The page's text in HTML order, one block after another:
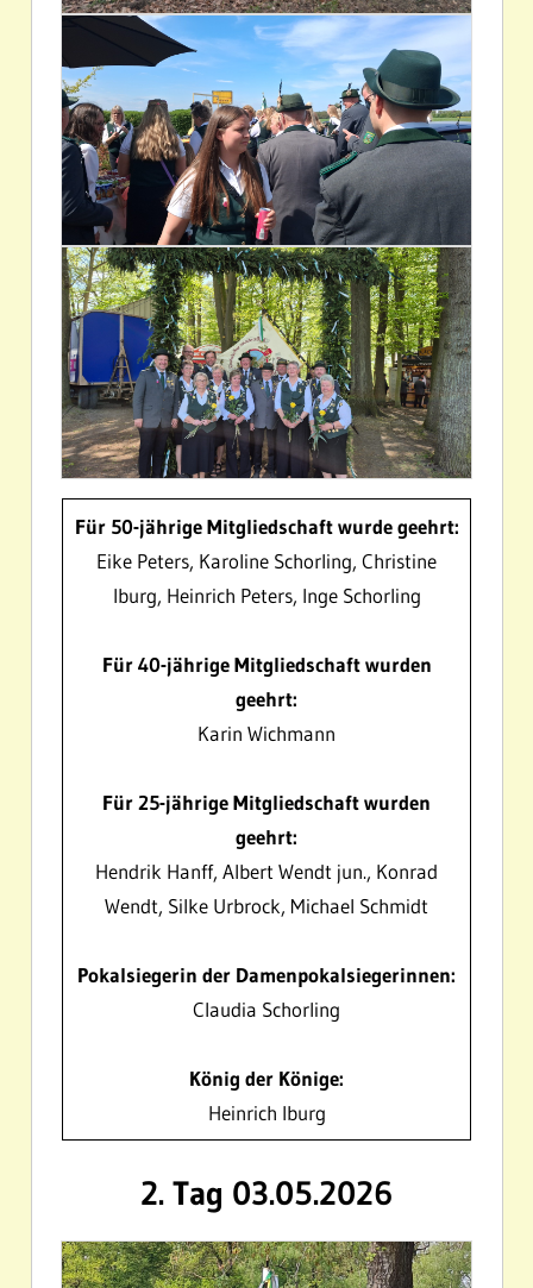
Für 50-jährige Mitgliedschaft wurde geehrt:
Eike Peters, Karoline Schorling, Christine
Iburg, Heinrich Peters, Inge Schorling
Für 40-jährige Mitgliedschaft wurden
geehrt:
Karin Wichmann
Für 25-jährige Mitgliedschaft wurden
geehrt:
Hendrik Hanff, Albert Wendt jun., Konrad
Wendt, Silke Urbrock, Michael Schmidt
Pokalsiegerin der Damenpokalsiegerinnen:
Claudia Schorling
König der Könige:
Heinrich Iburg
2. Tag 03.05.2026